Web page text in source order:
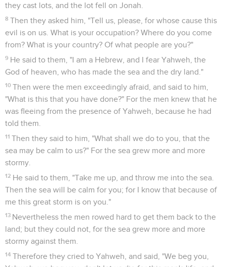
due à des troubles internes au royaume. Selon le livre des
Rois, Jonas a encouragé Jéroboam II à profiter de ce répit
pour reconquérir les territoires du nord du pays occupés par
les Syriens (2 R 14.25-27).
Contrairement aux autres écrits prophétiques de l’Ancien
Testament, le livre de Jonas rapporte l’histoire de
l’accomplissement d’une seule mission confiée par l’Eternel
à un prophète. Dans sa forme, cet écrit rappelle le récit des
ministères d’Elie et d’Elisée dans 1 et 2 Rois ainsi que les
sections narratives des livres d’Esaïe, de Jérémie et
d’Ezéchiel.
Le livre raconte comment Jonas, chargé par l’Eternel d’aller
à Ninive, la capitale assyrienne, pour y dénoncer le mal qui
s’y commet, se rebelle contre l’ordre du Seigneur et s’enfuit
par mer dans la direction opposée (1.2-3). Mais contraint et
pour y annoncer le jugement de Dieu, et à l’écoute de sa
prédication, les habitants de la ville décident de changer de
vie. En réponse à ce changement d’attitude, l’Eternel
renonce à l’exécution de la peine (3.1-10). Furieux, Jonas